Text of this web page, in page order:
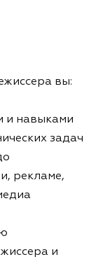
вы:
и навыками
задач
рекламе,
и